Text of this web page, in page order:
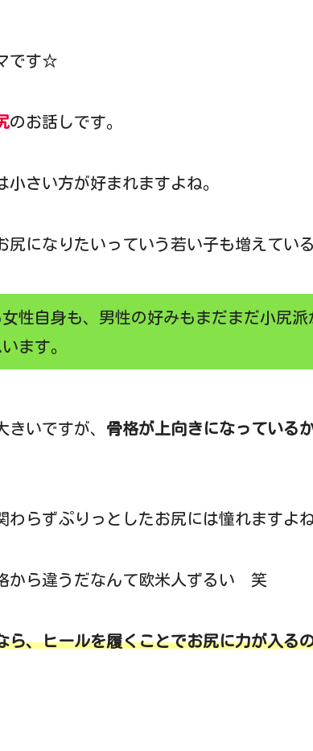
です☆
のお話しです。
小さい方が好まれますよね。
尻になりたいっていう若い子も増えてい
性自身も、男性の好みもまだまだ小尻派
ます。
きいですが、 骨格が上向きになっている
わらずぷりっとしたお尻には憧れますよね
から違うだなんて欧米人ずるい 笑
ら、ヒールを履くことでお尻に力が入る